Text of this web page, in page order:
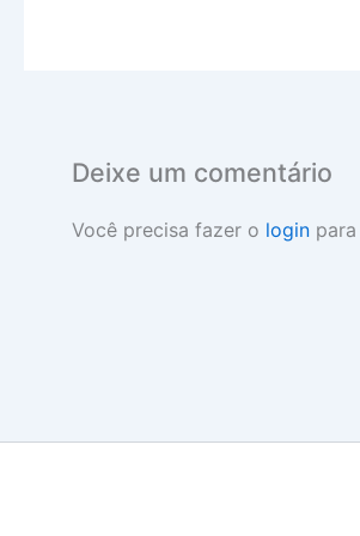
Deixe um comentário
Você precisa fazer o login